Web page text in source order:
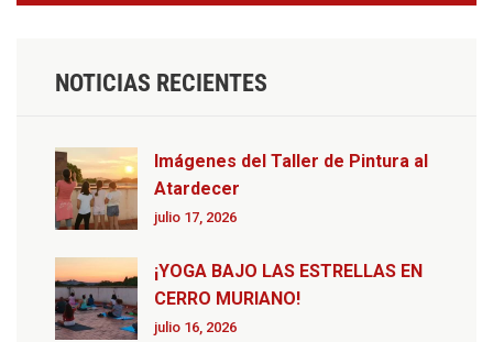
NOTICIAS RECIENTES
Imágenes del Taller de Pintura al
Atardecer
julio 17, 2026
¡YOGA BAJO LAS ESTRELLAS EN
CERRO MURIANO!
julio 16, 2026